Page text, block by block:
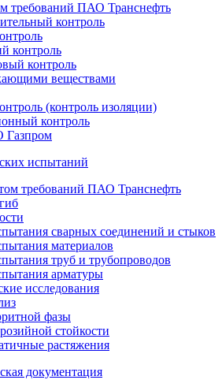
требований ПАО Транснефть
контроль
контроль
контроль
веществами
(контроль изоляции)
контроль
Газпром
испытаний
требований ПАО Транснефть
сварных соединений и стыков
материалов
труб и трубопроводов
арматуры
исследования
фазы
стойкости
растяжения
документация